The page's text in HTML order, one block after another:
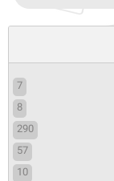
7
8
290
57
10